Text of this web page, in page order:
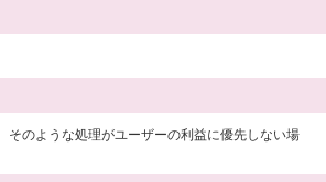
のような処理がユーザーの利益に優先しない場